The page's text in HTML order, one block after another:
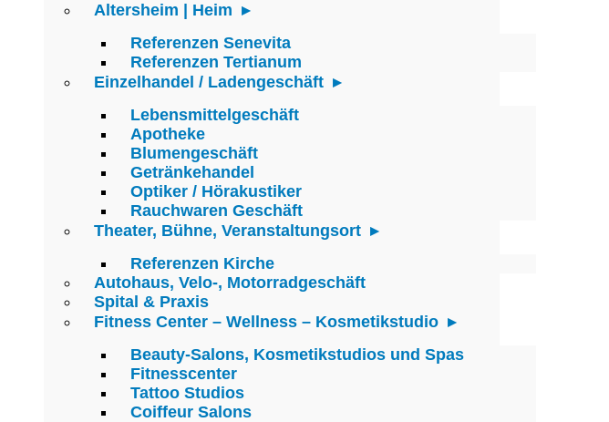
Altersheim | Heim
Referenzen Senevita
Referenzen Tertianum
Einzelhandel / Ladengeschäft
Lebensmittelgeschäft
Apotheke
Blumengeschäft
Getränkehandel
Optiker / Hörakustiker
Rauchwaren Geschäft
Theater, Bühne, Veranstaltungsort
Referenzen Kirche
Autohaus, Velo-, Motorradgeschäft
Spital & Praxis
Fitness Center – Wellness – Kosmetikstudio
Beauty-Salons, Kosmetikstudios und Spas
Fitnesscenter
Tattoo Studios
Coiffeur Salons